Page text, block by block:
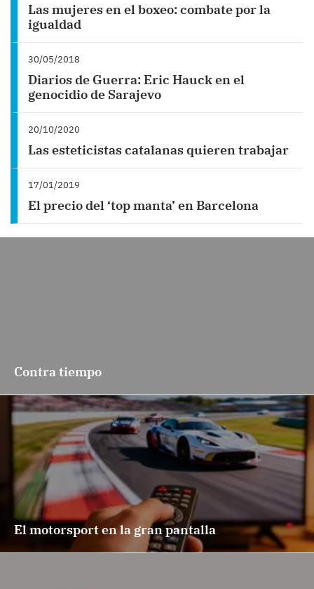
Las mujeres en el boxeo: combate por la
igualdad
30/05/2018
Diarios de Guerra: Eric Hauck en el
genocidio de Sarajevo
20/10/2020
Las esteticistas catalanas quieren trabajar
17/01/2019
El precio del ‘top manta’ en Barcelona
Contra tiempo
El motorsport en la gran pantalla